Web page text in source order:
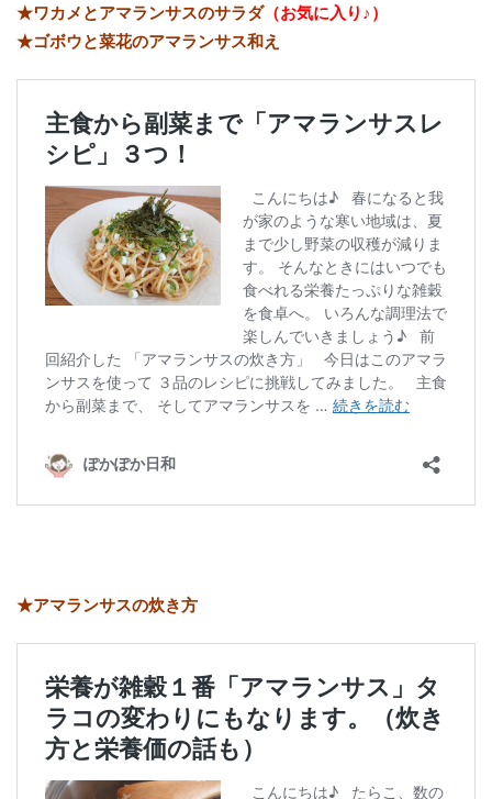
★ワカメとアマランサスのサラダ（お気に入り♪）
★ゴボウと菜花のアマランサス和え
★アマランサスの炊き方